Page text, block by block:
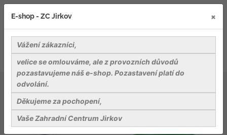
Nářadí a pomůcky
Konev zahradní SPRING tm. zelená 14l
E-shop - ZC Jirkov ×
Vážení zákazníci,
velice se omlouváme, ale z provozních důvodů
pozastavujeme náš e-shop. Pozastavení platí do
odvolání.
Děkujeme za pochopení,
Vaše Zahradní Centrum Jirkov